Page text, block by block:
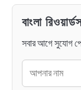
বাংলা
সবার আগে সুযোগ